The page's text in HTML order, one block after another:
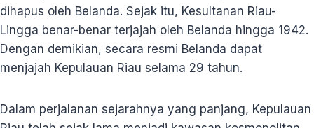
dihapus oleh Belanda. Sejak itu, Kesultanan Riau-
Lingga benar-benar terjajah oleh Belanda hingga 1942.
Dengan demikian, secara resmi Belanda dapat
menjajah Kepulauan Riau selama 29 tahun.
Dalam perjalanan sejarahnya yang panjang, Kepulauan